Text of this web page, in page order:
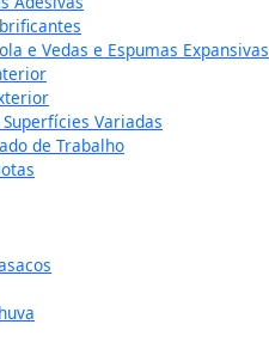
e Vedas e Espumas Expansivas
Variadas
de Trabalho